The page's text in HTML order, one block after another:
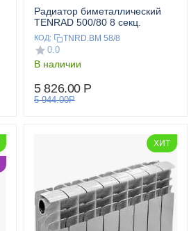
Радиатор биметаллический
TENRAD 500/80 8 секц.
КОД: TNRD.BM 58/8
0.0
В наличии
5 826.00 Р
5 944.00Р
ХИТ